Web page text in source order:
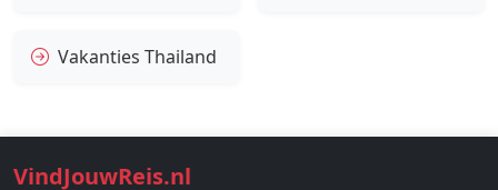
Vakanties Thailand
VindJouwReis.nl